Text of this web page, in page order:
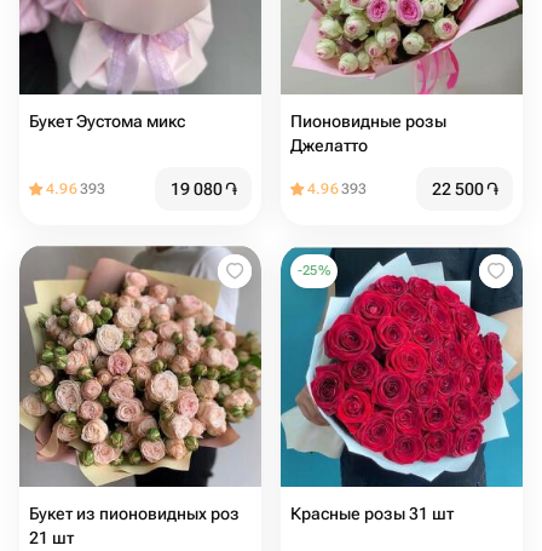
Букет Эустома микс
4.96393 19 080֏
Пионовидные розы
Джелатто
4.96393 22 500֏
Букет из пионовидных роз
21 шт
-25%
Красные розы 31 шт